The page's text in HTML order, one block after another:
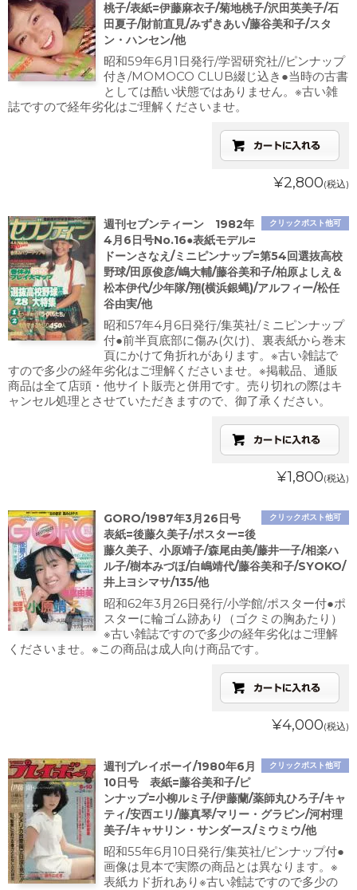
桃子/表紙=伊藤麻衣子/菊地桃子/沢田英美子/石
田夏子/財前直見/みずきあい/藤谷美和子/スタ
ン・ハンセン/他
昭和59年6月1日発行/学習研究社//ピンナップ
付き/MOMOCO CLUB綴じ込き●当時の古書
としては酷い状態ではありません。※古い雑
誌ですので経年劣化はご理解くださいませ。
¥2,800(税込)
クリックポスト他可
週刊セブンティーン 1982年
4月6日号No.16●表紙モデル=
ドーンさなえ/ミニピンナップ=第54回選抜高校
野球/田原俊彦/嶋大輔/藤谷美和子/柏原よしえ＆
松本伊代/少年隊/翔(横浜銀蝿)/アルフィー/松任
谷由実/他
昭和57年4月6日発行/集英社/ミニピンナップ
付●前半頁底部に傷み(欠け)、裏表紙から巻末
頁にかけて角折れがあります。※古い雑誌で
すので多少の経年劣化はご理解くださいませ。※掲載品、通販
商品は全て店頭・他サイト販売と併用です。売り切れの際はキ
ャンセル処理とさせていただきますので、御了承ください。
¥1,800(税込)
クリックポスト他可
GORO/1987年3月26日号
表紙=後藤久美子/ポスター=後
藤久美子、小原靖子/森尾由美/藤井一子/相楽ハ
ル子/樹本みづほ/白嶋靖代/藤谷美和子/SYOKO/
井上ヨシマサ/135/他
昭和62年3月26日発行/小学館/ポスター付●ポ
スターに輪ゴム跡あり（ゴクミの胸あたり）
※古い雑誌ですので多少の経年劣化はご理解
くださいませ。※この商品は成人向け商品です。
¥4,000(税込)
クリックポスト他可
週刊プレイボーイ/1980年6月
10日号 表紙=藤谷美和子/ピ
ンナップ=小柳ルミ子/伊藤蘭/薬師丸ひろ子/キャ
ティ/安西エリ/藤真琴/マリー・グラビン/河村理
美子/キャサリン・サンダース/ミウミウ/他
昭和55年6月10日発行/集英社/ピンナップ付●
画像は見本で実際の商品とは異なります。※
表紙カド折れあり※古い雑誌ですので多少の